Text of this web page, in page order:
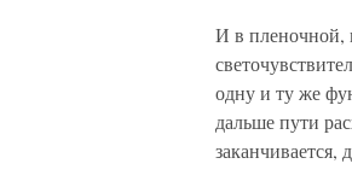
И в пленочной,
одну и ту же
дальше пути
заканчивается,